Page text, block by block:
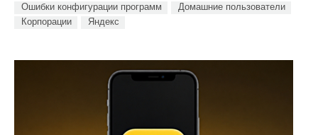
Ошибки конфигурации программ
Домашние пользователи
Корпорации
Яндекс